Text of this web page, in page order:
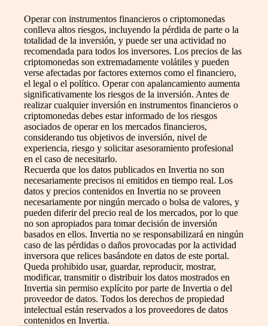
Operar con instrumentos financieros o criptomonedas
conlleva altos riesgos, incluyendo la pérdida de parte o la
totalidad de la inversión, y puede ser una actividad no
recomendada para todos los inversores. Los precios de las
criptomonedas son extremadamente volátiles y pueden
verse afectadas por factores externos como el financiero,
el legal o el político. Operar con apalancamiento aumenta
significativamente los riesgos de la inversión. Antes de
realizar cualquier inversión en instrumentos financieros o
criptomonedas debes estar informado de los riesgos
asociados de operar en los mercados financieros,
considerando tus objetivos de inversión, nivel de
experiencia, riesgo y solicitar asesoramiento profesional
en el caso de necesitarlo.
Recuerda que los datos publicados en Invertia no son
necesariamente precisos ni emitidos en tiempo real. Los
datos y precios contenidos en Invertia no se proveen
necesariamente por ningún mercado o bolsa de valores, y
pueden diferir del precio real de los mercados, por lo que
no son apropiados para tomar decisión de inversión
basados en ellos. Invertia no se responsabilizará en ningún
caso de las pérdidas o daños provocadas por la actividad
inversora que relices basándote en datos de este portal.
Queda prohibido usar, guardar, reproducir, mostrar,
modificar, transmitir o distribuir los datos mostrados en
Invertia sin permiso explícito por parte de Invertia o del
proveedor de datos. Todos los derechos de propiedad
intelectual están reservados a los proveedores de datos
contenidos en Invertia.